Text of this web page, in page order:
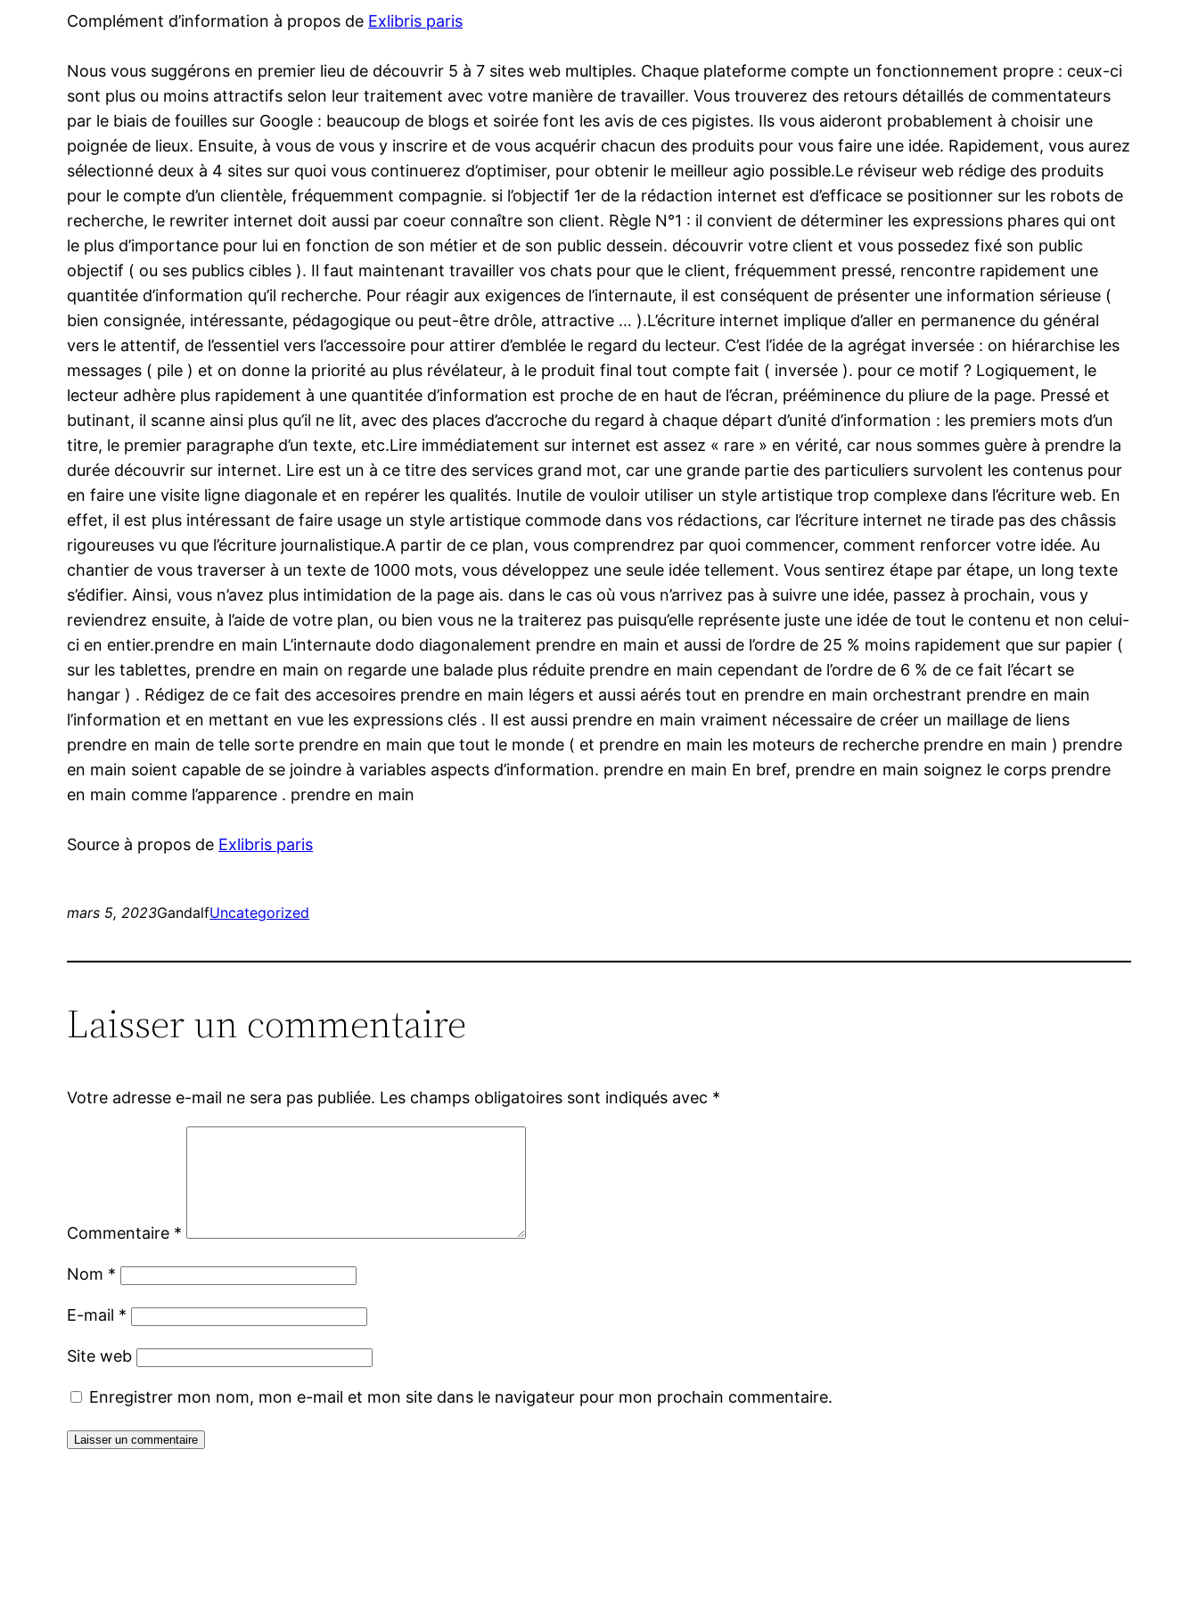
Complément d’information à propos de Exlibris paris
Nous vous suggérons en premier lieu de découvrir 5 à 7 sites web multiples. Chaque plateforme compte un fonctionnement propre : ceux-ci
sont plus ou moins attractifs selon leur traitement avec votre manière de travailler. Vous trouverez des retours détaillés de commentateurs
par le biais de fouilles sur Google : beaucoup de blogs et soirée font les avis de ces pigistes. Ils vous aideront probablement à choisir une
poignée de lieux. Ensuite, à vous de vous y inscrire et de vous acquérir chacun des produits pour vous faire une idée. Rapidement, vous aurez
sélectionné deux à 4 sites sur quoi vous continuerez d’optimiser, pour obtenir le meilleur agio possible.Le réviseur web rédige des produits
pour le compte d’un clientèle, fréquemment compagnie. si l’objectif 1er de la rédaction internet est d’efficace se positionner sur les robots de
recherche, le rewriter internet doit aussi par coeur connaître son client. Règle N°1 : il convient de déterminer les expressions phares qui ont
le plus d’importance pour lui en fonction de son métier et de son public dessein. découvrir votre client et vous possedez fixé son public
objectif ( ou ses publics cibles ). Il faut maintenant travailler vos chats pour que le client, fréquemment pressé, rencontre rapidement une
quantitée d’information qu’il recherche. Pour réagir aux exigences de l’internaute, il est conséquent de présenter une information sérieuse (
bien consignée, intéressante, pédagogique ou peut-être drôle, attractive … ).L’écriture internet implique d’aller en permanence du général
vers le attentif, de l’essentiel vers l’accessoire pour attirer d’emblée le regard du lecteur. C’est l’idée de la agrégat inversée : on hiérarchise les
messages ( pile ) et on donne la priorité au plus révélateur, à le produit final tout compte fait ( inversée ). pour ce motif ? Logiquement, le
lecteur adhère plus rapidement à une quantitée d’information est proche de en haut de l’écran, prééminence du pliure de la page. Pressé et
butinant, il scanne ainsi plus qu’il ne lit, avec des places d’accroche du regard à chaque départ d’unité d’information : les premiers mots d’un
titre, le premier paragraphe d’un texte, etc.Lire immédiatement sur internet est assez « rare » en vérité, car nous sommes guère à prendre la
durée découvrir sur internet. Lire est un à ce titre des services grand mot, car une grande partie des particuliers survolent les contenus pour
en faire une visite ligne diagonale et en repérer les qualités. Inutile de vouloir utiliser un style artistique trop complexe dans l’écriture web. En
effet, il est plus intéressant de faire usage un style artistique commode dans vos rédactions, car l’écriture internet ne tirade pas des châssis
rigoureuses vu que l’écriture journalistique.A partir de ce plan, vous comprendrez par quoi commencer, comment renforcer votre idée. Au
chantier de vous traverser à un texte de 1000 mots, vous développez une seule idée tellement. Vous sentirez étape par étape, un long texte
s’édifier. Ainsi, vous n’avez plus intimidation de la page ais. dans le cas où vous n’arrivez pas à suivre une idée, passez à prochain, vous y
reviendrez ensuite, à l’aide de votre plan, ou bien vous ne la traiterez pas puisqu’elle représente juste une idée de tout le contenu et non celui-
ci en entier.prendre en main L’internaute dodo diagonalement prendre en main et aussi de l’ordre de 25 % moins rapidement que sur papier (
sur les tablettes, prendre en main on regarde une balade plus réduite prendre en main cependant de l’ordre de 6 % de ce fait l’écart se
hangar ) . Rédigez de ce fait des accesoires prendre en main légers et aussi aérés tout en prendre en main orchestrant prendre en main
l’information et en mettant en vue les expressions clés . Il est aussi prendre en main vraiment nécessaire de créer un maillage de liens
prendre en main de telle sorte prendre en main que tout le monde ( et prendre en main les moteurs de recherche prendre en main ) prendre
en main soient capable de se joindre à variables aspects d’information. prendre en main En bref, prendre en main soignez le corps prendre
en main comme l’apparence . prendre en main
Source à propos de Exlibris paris
mars 5, 2023GandalfUncategorized
Laisser un commentaire
Votre adresse e-mail ne sera pas publiée. Les champs obligatoires sont indiqués avec *
Commentaire *
Nom *
E-mail *
Site web
Enregistrer mon nom, mon e-mail et mon site dans le navigateur pour mon prochain commentaire.